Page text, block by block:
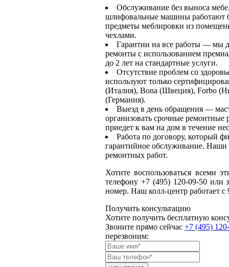
Обслуживание без выноса
шлифовальные машины работают
предметы меблировки из
чехлами.
Гарантии на все работы — мы
ремонты с использованием
до 2 лет на стандартные услуги.
Отсутствие проблем со
используют только
(Италия), Bona (Швеция), Forbo
(Германия).
Выезд в день обращения —
организовать срочные ремонтные
приедет к вам на дом в течение
Работа по договору, который
гарантийное обслуживание.
ремонтных работ.
Хотите воспользоваться всеми
телефону +7 (495) 120-09-50 или
номер. Наш колл-центр работает
Получить консультацию
Хотите получить бесплатную
Звоните прямо сейчас +7 (495)
перезвоним: